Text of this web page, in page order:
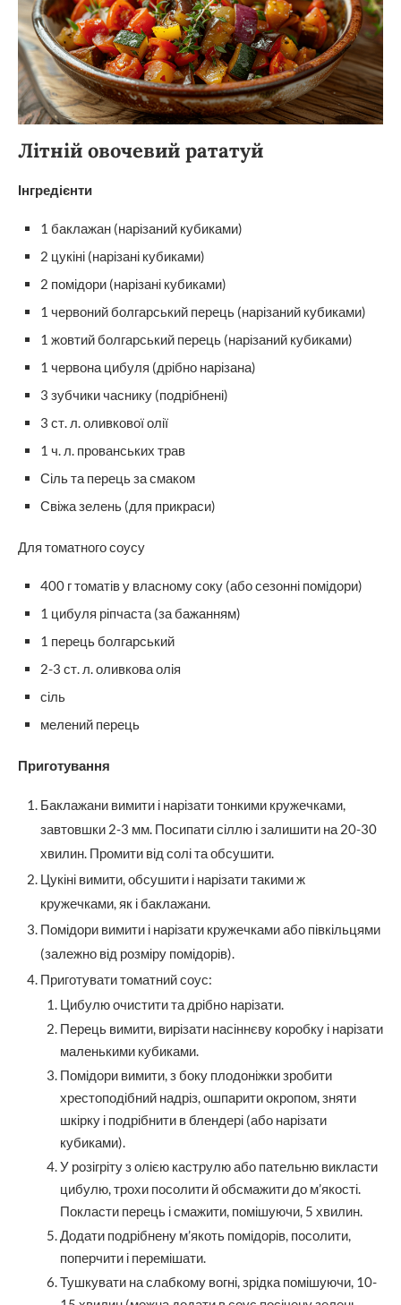
Літній овочевий рататуй
Інгредієнти
1 баклажан (нарізаний кубиками)
2 цукіні (нарізані кубиками)
2 помідори (нарізані кубиками)
1 червоний болгарський перець (нарізаний кубиками)
1 жовтий болгарський перець (нарізаний кубиками)
1 червона цибуля (дрібно нарізана)
3 зубчики часнику (подрібнені)
3 ст. л. оливкової олії
1 ч. л. прованських трав
Сіль та перець за смаком
Свіжа зелень (для прикраси)
Для томатного соусу
400 г томатів у власному соку (або сезонні помідори)
1 цибуля ріпчаста (за бажанням)
1 перець болгарський
2-3 ст. л. оливкова олія
сіль
мелений перець
Приготування
Баклажани вимити і нарізати тонкими кружечками,
завтовшки 2-3 мм. Посипати сіллю і залишити на 20-30
хвилин. Промити від солі та обсушити.
Цукіні вимити, обсушити і нарізати такими ж
кружечками, як і баклажани.
Помідори вимити і нарізати кружечками або півкільцями
(залежно від розміру помідорів).
Приготувати томатний соус:
Цибулю очистити та дрібно нарізати.
Перець вимити, вирізати насіннєву коробку і нарізати
маленькими кубиками.
Помідори вимити, з боку плодоніжки зробити
хрестоподібний надріз, ошпарити окропом, зняти
шкірку і подрібнити в блендері (або нарізати
кубиками).
У розігріту з олією каструлю або пательню викласти
цибулю, трохи посолити й обсмажити до м’якості.
Покласти перець і смажити, помішуючи, 5 хвилин.
Додати подрібнену м’якоть помідорів, посолити,
поперчити і перемішати.
Тушкувати на слабкому вогні, зрідка помішуючи, 10-